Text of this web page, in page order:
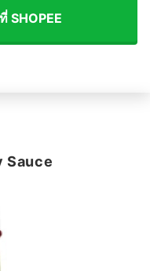
SHOPEE
Sauce